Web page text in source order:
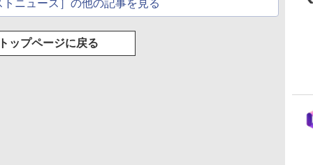
トニュース］の他の記事を見る
トップページに戻る